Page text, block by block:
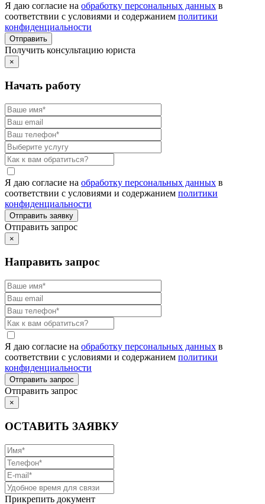
Я даю согласие на обработку персональных данных в
соответствии с условиями и содержанием политики
конфиденциальности
Получить консультацию юриста
×
Начать работу
Я даю согласие на обработку персональных данных в
соответствии с условиями и содержанием политики
конфиденциальности
Отправить запрос
×
Направить запрос
Я даю согласие на обработку персональных данных в
соответствии с условиями и содержанием политики
конфиденциальности
Отправить запрос
×
ОСТАВИТЬ ЗАЯВКУ
Прикрепить документ